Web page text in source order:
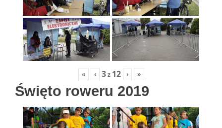
« ‹ 3z 12 › »
Święto roweru 2019